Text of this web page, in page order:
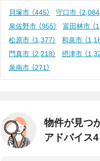
貝塚市 （445） 守口市 （2,084
泉佐野市 （955） 富田林市 （
松原市 （1,377） 和泉市 （
門真市 （2,218） 摂津市 （
泉南市 （271）
物件が見つ
アドバイス4